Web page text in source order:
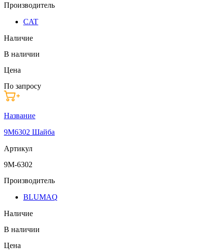
Производитель
CAT
Наличие
В наличии
Цена
По запросу
Название
9M6302 Шайба
Артикул
9M-6302
Производитель
BLUMAQ
Наличие
В наличии
Цена